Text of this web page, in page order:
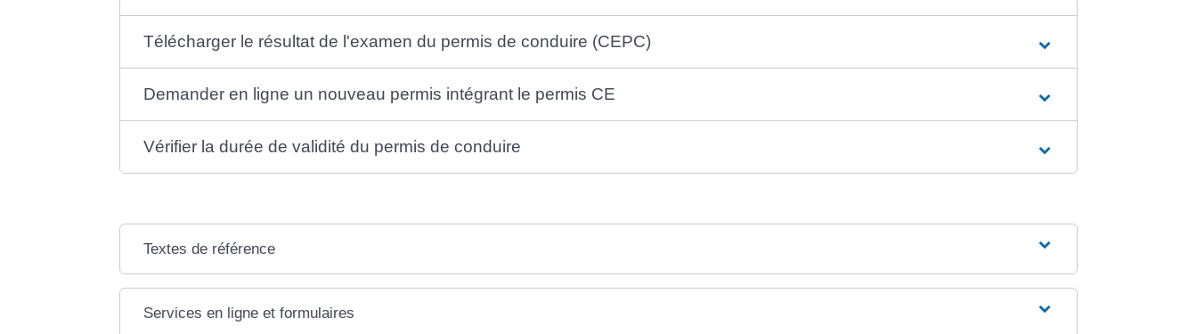
Télécharger le résultat de l'examen du permis de conduire (CEPC)
Demander en ligne un nouveau permis intégrant le permis CE
Vérifier la durée de validité du permis de conduire
Textes de référence
Services en ligne et formulaires